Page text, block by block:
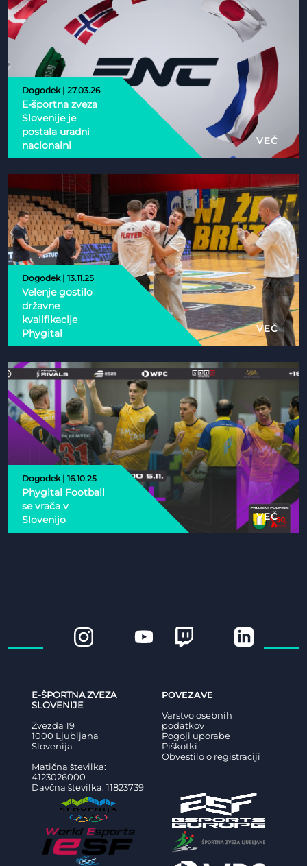
Dogodek | 27.03.26
E-športna zveza
Slovenije je
postala uradni
nacionalni
partner Esports
Nations Cup 2026
VEČ
Dogodek | 13.11.25
Velenje gostilo
državne
kvalifikacije
Phygital
VEČ
Dogodek | 16.10.25
Phygital Football
se vrača v
Slovenijo
VEČ
E-ŠPORTNA ZVEZA
SLOVENIJE
Zvezda 19
1000 Ljubljana
Slovenija
Matična številka:
4123026000
Davčna številka: 11823739
POVEZAVE
Varstvo osebnih
podatkov
Pogoji uporabe
Piškotki
Obvestilo o registraciji